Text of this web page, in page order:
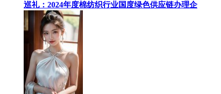
巡礼：2024年度棉纺织行业国度绿色供应链办理企